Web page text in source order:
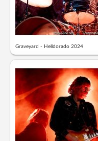
Graveyard - Helldorado 2024